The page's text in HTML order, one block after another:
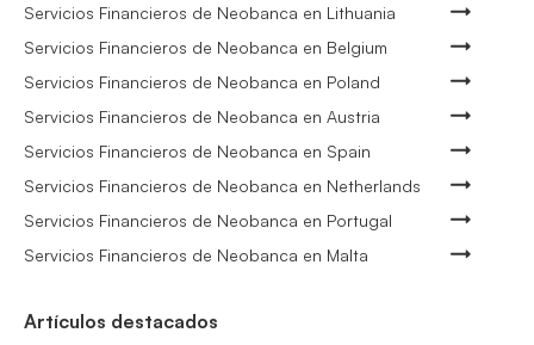
Servicios Financieros de Neobanca en Lithuania
Servicios Financieros de Neobanca en Belgium
Servicios Financieros de Neobanca en Poland
Servicios Financieros de Neobanca en Austria
Servicios Financieros de Neobanca en Spain
Servicios Financieros de Neobanca en Netherlands
Servicios Financieros de Neobanca en Portugal
Servicios Financieros de Neobanca en Malta
Artículos destacados